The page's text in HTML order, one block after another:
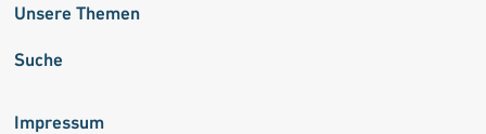
Unsere Themen
Suche
Impressum